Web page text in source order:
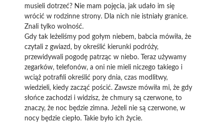
musieli dotrzeć? Nie mam pojęcia, jak udało im się
wrócić w rodzinne strony. Dla nich nie istniały granice.
Znali tylko wolność.
Gdy tak leżeliśmy pod gołym niebem, babcia mówiła, że
czytali z gwiazd, by określić kierunki podróży,
przewidywali pogodę patrząc w niebo. Teraz używamy
zegarków, telefonów, a oni nie mieli niczego takiego i
wciąż potrafili określić pory dnia, czas modlitwy,
wiedzieli, kiedy zacząć pościć. Zawsze mówiła mi, że gdy
słońce zachodzi i widzisz, że chmury są czerwone, to
znaczy, że noc będzie zimna. Jeżeli nie są czerwone, w
nocy będzie ciepło. Takie było ich życie.